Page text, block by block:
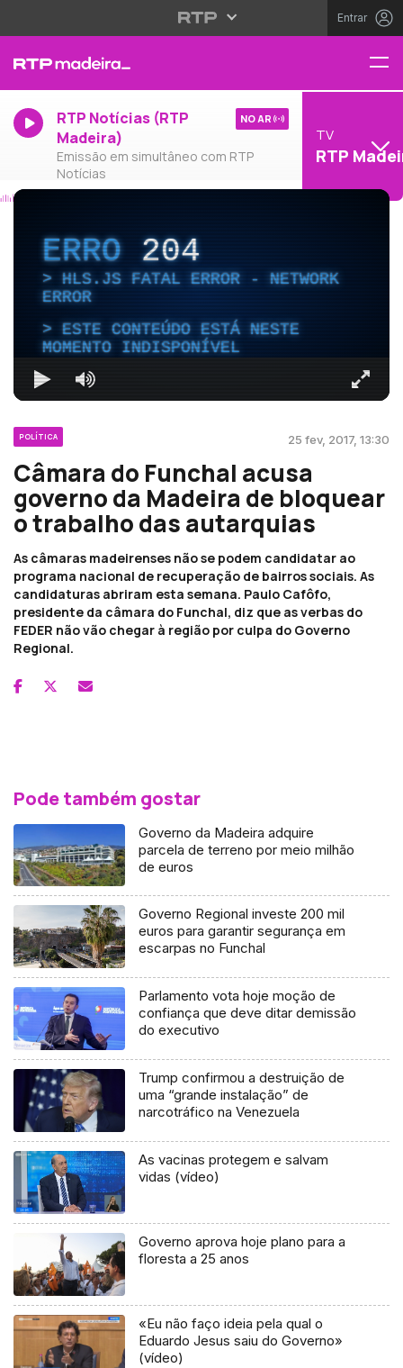
Entrar
RTP Notícias (RTP
Madeira)
Emissão em simultâneo com RTP
Notícias
NO AR
TV
RTP
ERRO204
HLS.JS FATAL ERROR - NETWORK
ERROR
ESTE CONTEÚDO ESTÁ NESTE
MOMENTO INDISPONÍVEL
POLÍTICA 25 fev, 2017, 13:30
Câmara do Funchal acusa
governo da Madeira de bloquear
o trabalho das autarquias
As câmaras madeirenses não se podem candidatar ao
programa nacional de recuperação de bairros sociais. As
candidaturas abriram esta semana. Paulo Cafôfo,
presidente da câmara do Funchal, diz que as verbas do
FEDER não vão chegar à região por culpa do Governo
Regional.
Pode também gostar
Governo da Madeira adquire
parcela de terreno por meio milhão
de euros
Governo Regional investe 200 mil
euros para garantir segurança em
escarpas no Funchal
Parlamento vota hoje moção de
confiança que deve ditar demissão
do executivo
Trump confirmou a destruição de
uma “grande instalação” de
narcotráfico na Venezuela
As vacinas protegem e salvam
vidas (vídeo)
Governo aprova hoje plano para a
floresta a 25 anos
«Eu não faço ideia pela qual o
Eduardo Jesus saiu do Governo»
(vídeo)